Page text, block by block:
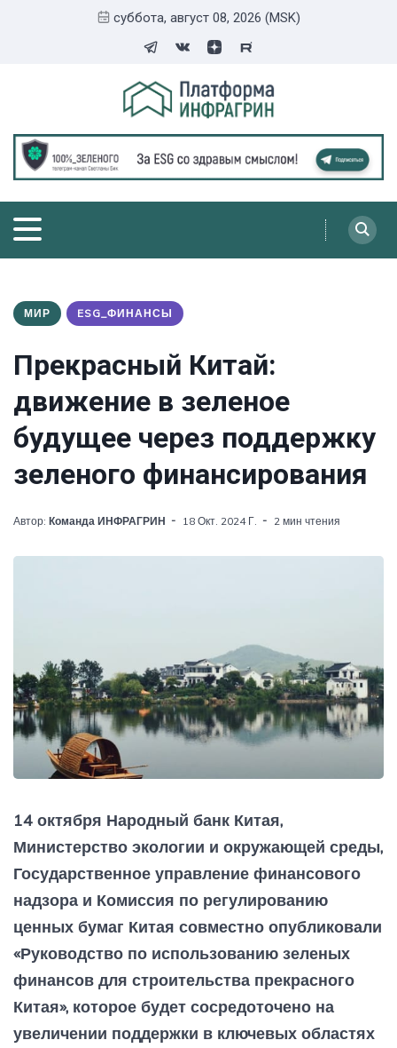
суббота, август 08, 2026 (MSK)
МИР ESG_ФИНАНСЫ
Прекрасный Китай:
движение в зеленое
будущее через поддержку
зеленого финансирования
Автор: Команда ИНФРАГРИН 18 Окт. 2024 Г. 2 мин чтения
14 октября Народный банк Китая,
Министерство экологии и окружающей среды,
Государственное управление финансового
надзора и Комиссия по регулированию
ценных бумаг Китая совместно опубликовали
«Руководство по использованию зеленых
финансов для строительства прекрасного
Китая», которое будет сосредоточено на
увеличении поддержки в ключевых областях